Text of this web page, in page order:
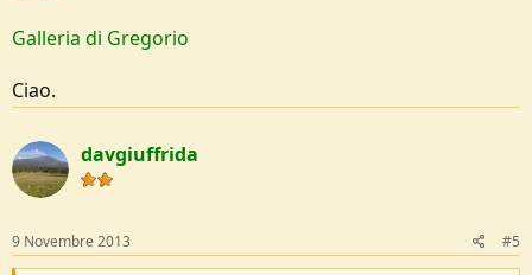
Galleria di Gregorio
Ciao.
davgiuffrida
9 Novembre 2013 #5